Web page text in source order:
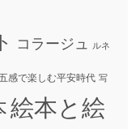
コラージュ ルネ
感で楽しむ平安時代 写
絵本と絵